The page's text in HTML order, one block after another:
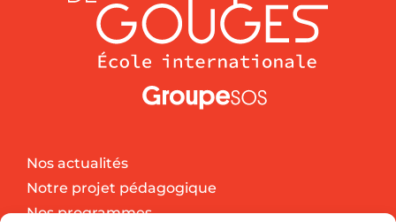
Nos actualités
Notre projet pédagogique
Nos programmes